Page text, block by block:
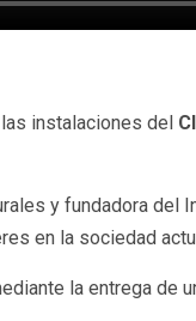
instalaciones del
y fundadora del
en la sociedad
la entrega de